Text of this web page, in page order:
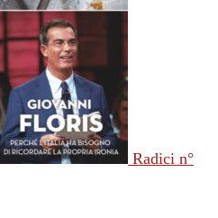
Radici n°